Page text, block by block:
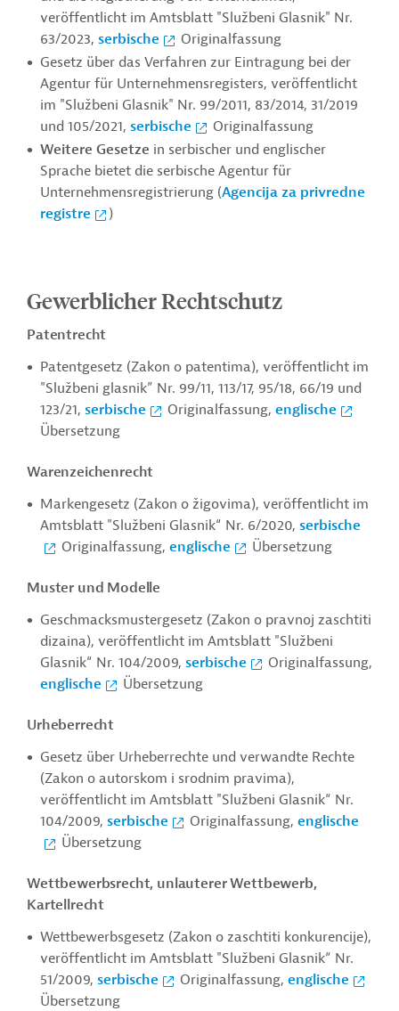
veröffentlicht im Amtsblatt "Službeni Glasnik" Nr.
63/2023, serbische
Originalfassung
Gesetz über das Verfahren zur Eintragung bei der
Agentur für Unternehmensregisters, veröffentlicht
im "Službeni Glasnik" Nr. 99/2011, 83/2014, 31/2019
und 105/2021, serbische
Originalfassung
Weitere Gesetze in serbischer und englischer
Sprache bietet die serbische Agentur für
Unternehmensregistrierung (Agencija za privredne
registre
)
Gewerblicher Rechtschutz
Patentrecht
Patentgesetz (Zakon o patentima), veröffentlicht im
"Službeni glasnik” Nr. 99/11, 113/17, 95/18, 66/19 und
123/21, serbische Originalfassung, englische
Übersetzung
Warenzeichenrecht
Markengesetz (Zakon o žigovima), veröffentlicht im
Amtsblatt "Službeni Glasnik“ Nr. 6/2020, serbische
Originalfassung, englische Übersetzung
Muster und Modelle
Geschmacksmustergesetz (Zakon o pravnoj zaschtiti
dizaina), veröffentlicht im Amtsblatt "Službeni
Glasnik“ Nr. 104/2009, serbische
Originalfassung,
englische
Übersetzung
Urheberrecht
Gesetz über Urheberrechte und verwandte Rechte
(Zakon o autorskom i srodnim pravima),
veröffentlicht im Amtsblatt "Službeni Glasnik“ Nr.
104/2009, serbische Originalfassung, englische
Übersetzung
Wettbewerbsrecht, unlauterer Wettbewerb,
Kartellrecht
Wettbewerbsgesetz (Zakon o zaschtiti konkurencije),
veröffentlicht im Amtsblatt "Službeni Glasnik“ Nr.
51/2009, serbische Originalfassung, englische
Übersetzung